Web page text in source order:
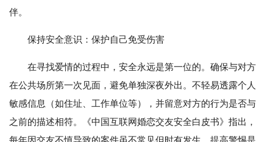
伴。
保持安全意识：保护自己免受伤害
在寻找爱情的过程中，安全永远是第一位的。确保与对方
在公共场所第一次见面，避免单独深夜外出。不轻易透露个人
敏感信息（如住址、工作单位等），并留意对方的行为是否与
之前的描述相符。《中国互联网婚恋交友安全白皮书》指出，
每年因交友不慎导致的案件虽不常见但时有发生，提高警惕是